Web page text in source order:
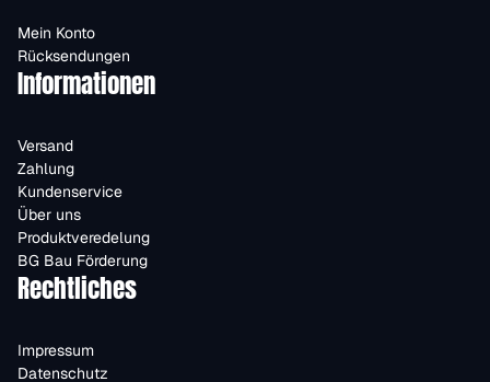
Mein Konto
Rücksendungen
Informationen
Versand
Zahlung
Kundenservice
Über uns
Produktveredelung
BG Bau Förderung
Rechtliches
Impressum
Datenschutz